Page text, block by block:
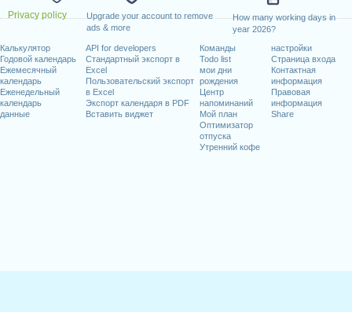
Privacy policy
Upgrade your account to remove
ads & more
How many working days in
year 2026?
Калькулятор
Годовой календарь
Ежемесячный
календарь
Еженедельный
календарь
данные
API for developers
Стандартный экспорт в
Excel
Пользовательский экспорт
в Excel
Экспорт календаря в PDF
Вставить виджет
Команды
Todo list
мои дни
рождения
Центр
напоминаний
Мой план
Оптимизатор
отпуска
Утренний кофе
настройки
Страница входа
Контактная
информация
Правовая
информация
Share